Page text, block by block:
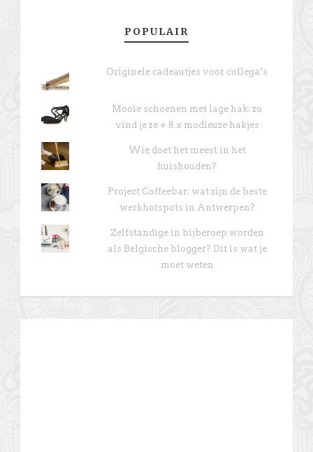
POPULAIR
Originele cadeautjes voor collega’s
Mooie schoenen met lage hak: zo
vind je ze + 8 x modieuze hakjes
Wie doet het meest in het
huishouden?
Project Coffeebar: wat zijn de beste
werkhotspots in Antwerpen?
Zelfstandige in bijberoep worden
als Belgische blogger? Dit is wat je
moet weten